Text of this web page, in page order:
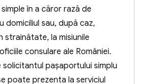
care a împlinit vârsta
acestuia, numai cu
părinţi, al părintelui
părintelui căruia i-a fost
hotărâre judecătorească
în a căror rază de
domiciliul sau, după caz,
strainătate, la misiunile
consulare ale României.
solicitantul paşaportului simplu
poate prezenta la serviciul